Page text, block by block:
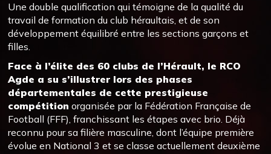
Une double qualification qui témoigne de la qualité du
travail de formation du club héraultais, et de son
développement équilibré entre les sections garçons et
filles.
Face à l’élite des 60 clubs de l’Hérault, le RCO
Agde a su s’illustrer lors des phases
départementales de cette prestigieuse
compétition organisée par la Fédération Française de
Football (FFF), franchissant les étapes avec brio. Déjà
reconnu pour sa filière masculine, dont l’équipe première
évolue en National 3 et se classe actuellement deuxième